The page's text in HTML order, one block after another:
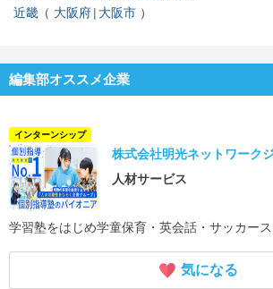
近畿
大阪府 大阪市
編集部オススメ企業
インターンシップ
株式会社明光ネットワーク
人材サービス
学習塾をはじめ学童保育・英会話・サッカー
気になる